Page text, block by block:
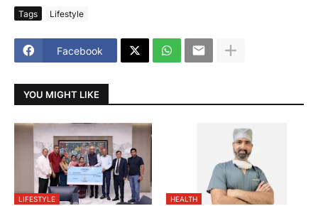
Tags Lifestyle
Facebook
YOU MIGHT LIKE
LIFESTYLE HEALTH